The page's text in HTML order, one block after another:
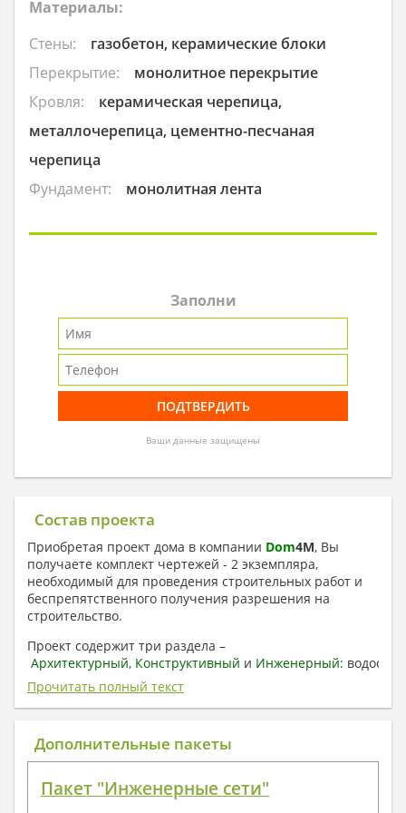
Материалы:
Стены:
газобетон, керамические блоки
Перекрытие:
монолитное перекрытие
Кровля:
керамическая черепица,
металлочерепица, цементно-песчаная
черепица
Фундамент:
монолитная лента
Заполни
Ваши данные защищены
Состав проекта
Приобретая проект дома в компании Dom4M, Вы
получаете комплект чертежей - 2 экземпляра,
необходимый для проведения строительных работ и
беспрепятственного получения разрешения на
строительство.
Проект содержит три раздела –
Архитектурный, Конструктивный и Инженерный:
отопление, вентиляция, канализация,
электроснабжение (приобретается за дополнительную
плату) + Пояснительная записка.
1. Архитектурный раздел:
План координационных осей
Прочитать полный текст
Дополнительные пакеты
Пакет "Инженерные сети"